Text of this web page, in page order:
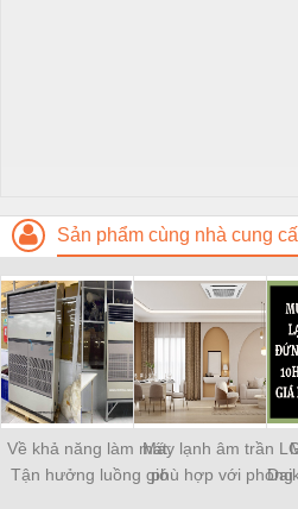
Sản phẩm cùng nhà cung
Về khả năng làm mát:
Tận hưởng luồng gió
Máy lạnh âm trần
phù hợp với phòng